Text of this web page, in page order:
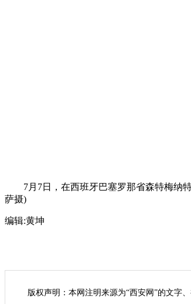
7月7日，在西班牙巴塞罗那省森特梅纳特
萨摄)
编辑:黄坤
版权声明：本网注明来源为“西安网”的文字